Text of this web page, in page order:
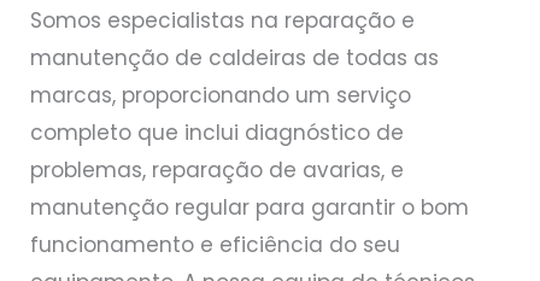
Somos especialistas na reparação e
manutenção de caldeiras de todas as
marcas, proporcionando um serviço
completo que inclui diagnóstico de
problemas, reparação de avarias, e
manutenção regular para garantir o bom
funcionamento e eficiência do seu